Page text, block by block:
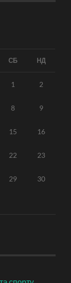
СБ НД
1 2
8 9
15 16
22 23
29 30